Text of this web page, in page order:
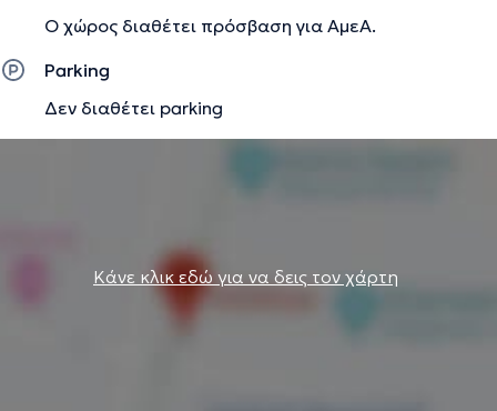
Ο χώρος διαθέτει πρόσβαση για ΑμεΑ.
Parking
Δεν διαθέτει parking
Κάνε κλικ εδώ για να δεις τον χάρτη